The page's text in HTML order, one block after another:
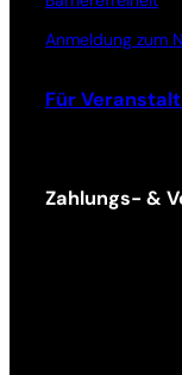
Anmeldung zum
Für
Zahlungs- &